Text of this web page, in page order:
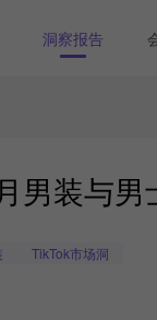
洞察报告
男装与
TikTok市场洞